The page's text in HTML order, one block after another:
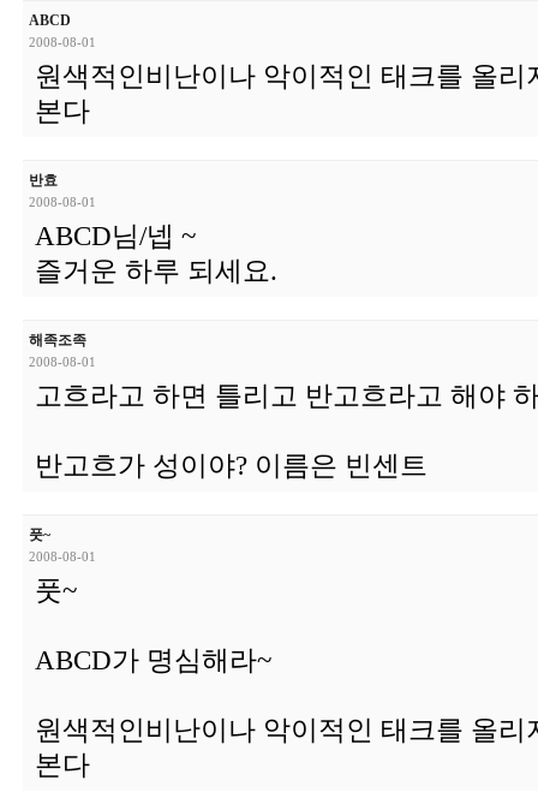
ABCD
2008-08-01
원색적인비난이나 악이적인 태크를 올리
본다
반효
2008-08-01
ABCD님/넵 ~
즐거운 하루 되세요.
해족조족
2008-08-01
고흐라고 하면 틀리고 반고흐라고 해야
반고흐가 성이야? 이름은 빈센트
풋~
2008-08-01
풋~
ABCD가 명심해라~
원색적인비난이나 악이적인 태크를 올리
본다